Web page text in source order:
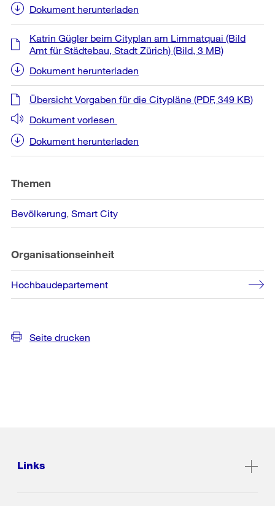
Dokument herunterladen
Katrin Gügler beim Cityplan am Limmatquai (Bild
Amt für Städtebau, Stadt Zürich) (Bild, 3 MB)
Dokument herunterladen
Übersicht Vorgaben für die Citypläne (PDF, 349 KB)
Dokument vorlesen
Dokument herunterladen
Themen
Bevölkerung Smart City
Organisationseinheit
Hochbaudepartement
Seite drucken
Links